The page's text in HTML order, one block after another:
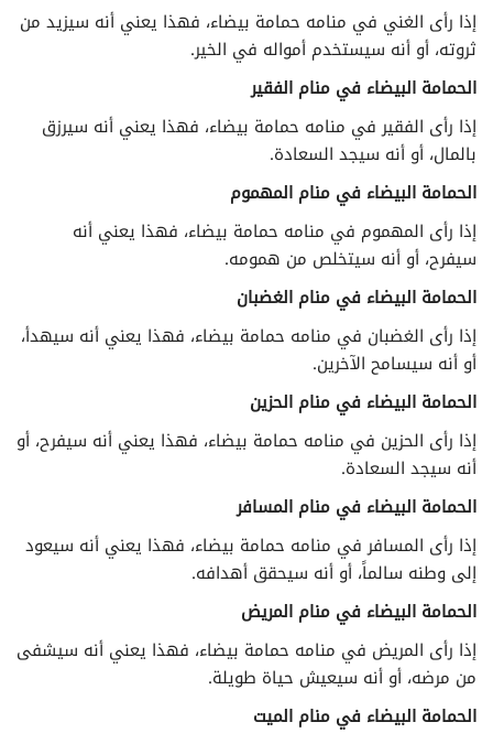
إذا رأى الغني في منامه حمامة بيضاء، فهذا يعني أنه سيزيد من
ثروته، أو أنه سيستخدم أمواله في الخير.
الحمامة البيضاء في منام الفقير
إذا رأى الفقير في منامه حمامة بيضاء، فهذا يعني أنه سيرزق
بالمال، أو أنه سيجد السعادة.
الحمامة البيضاء في منام المهموم
إذا رأى المهموم في منامه حمامة بيضاء، فهذا يعني أنه
سيفرح، أو أنه سيتخلص من همومه.
الحمامة البيضاء في منام الغضبان
إذا رأى الغضبان في منامه حمامة بيضاء، فهذا يعني أنه سيهدأ،
أو أنه سيسامح الآخرين.
الحمامة البيضاء في منام الحزين
إذا رأى الحزين في منامه حمامة بيضاء، فهذا يعني أنه سيفرح، أو
أنه سيجد السعادة.
الحمامة البيضاء في منام المسافر
إذا رأى المسافر في منامه حمامة بيضاء، فهذا يعني أنه سيعود
إلى وطنه سالماً، أو أنه سيحقق أهدافه.
الحمامة البيضاء في منام المريض
إذا رأى المريض في منامه حمامة بيضاء، فهذا يعني أنه سيشفى
من مرضه، أو أنه سيعيش حياة طويلة.
الحمامة البيضاء في منام الميت